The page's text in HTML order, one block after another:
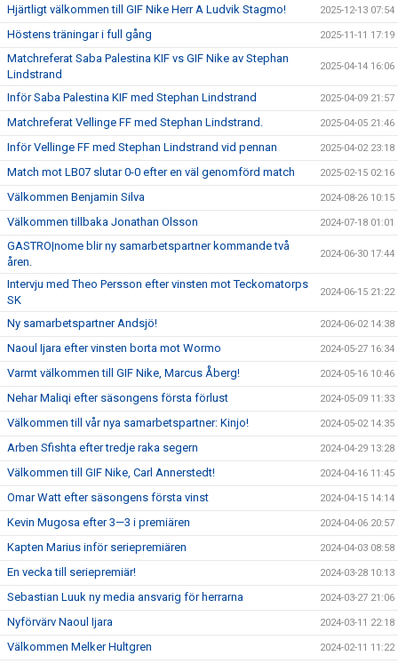
Hjärtligt välkommen till GIF Nike Herr A Ludvik Stagmo! 2025-12-13 07:54
Höstens träningar i full gång 2025-11-11 17:19
Matchreferat Saba Palestina KIF vs GIF Nike av Stephan
Lindstrand
2025-04-14 16:06
Inför Saba Palestina KIF med Stephan Lindstrand 2025-04-09 21:57
Matchreferat Vellinge FF med Stephan Lindstrand. 2025-04-05 21:46
Inför Vellinge FF med Stephan Lindstrand vid pennan 2025-04-02 23:18
Match mot LB07 slutar 0-0 efter en väl genomförd match 2025-02-15 02:16
Välkommen Benjamin Silva 2024-08-26 10:15
Välkommen tillbaka Jonathan Olsson 2024-07-18 01:01
GASTRO|nome blir ny samarbetspartner kommande två
åren.
2024-06-30 17:44
Intervju med Theo Persson efter vinsten mot Teckomatorps
SK
2024-06-15 21:22
Ny samarbetspartner Andsjö! 2024-06-02 14:38
Naoul Ijara efter vinsten borta mot Wormo 2024-05-27 16:34
Varmt välkommen till GIF Nike, Marcus Åberg! 2024-05-16 10:46
Nehar Maliqi efter säsongens första förlust 2024-05-09 11:33
Välkommen till vår nya samarbetspartner: Kinjo! 2024-05-02 14:35
Arben Sfishta efter tredje raka segern 2024-04-29 13:28
Välkommen till GIF Nike, Carl Annerstedt! 2024-04-16 11:45
Omar Watt efter säsongens första vinst 2024-04-15 14:14
Kevin Mugosa efter 3—3 i premiären 2024-04-06 20:57
Kapten Marius inför seriepremiären 2024-04-03 08:58
En vecka till seriepremiär! 2024-03-28 10:13
Sebastian Luuk ny media ansvarig för herrarna 2024-03-27 21:06
Nyförvärv Naoul Ijara 2024-03-11 22:18
Välkommen Melker Hultgren 2024-02-11 11:22